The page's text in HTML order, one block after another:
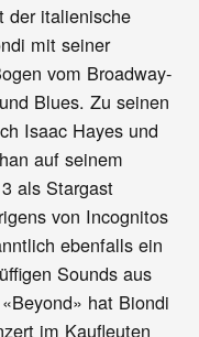
der italienische
mit seiner
vom Broadway-
Blues. Zu seinen
Isaac Hayes und
auf seinem
als Stargast
von Incognitos
ebenfalls ein
Sounds aus
hat Biondi
im Kaufleuten